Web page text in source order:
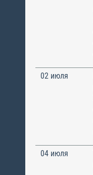
02 июля
04 июля